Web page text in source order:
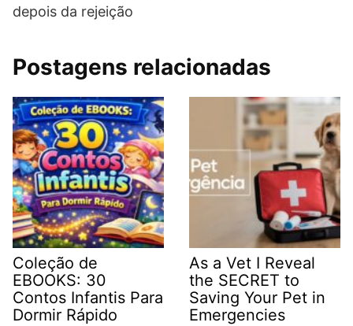
depois da rejeição
Postagens relacionadas
Coleção de
EBOOKS: 30
Contos Infantis Para
Dormir Rápido
As a Vet I Reveal
the SECRET to
Saving Your Pet in
Emergencies